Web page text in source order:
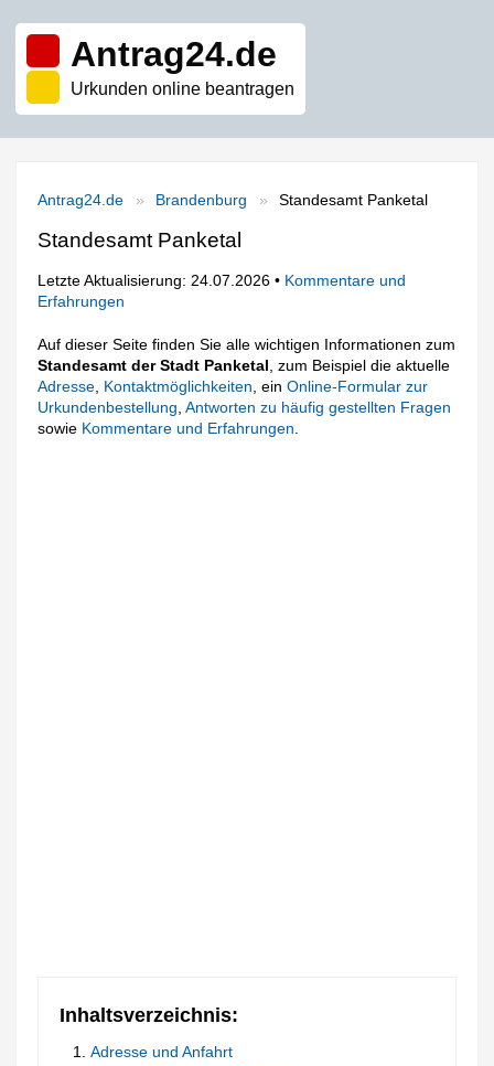
Antrag24.de
Urkunden online beantragen
Antrag24.de Brandenburg Standesamt Panketal
Standesamt Panketal
Letzte Aktualisierung: 24.07.2026 • Kommentare und
Erfahrungen
Auf dieser Seite finden Sie alle wichtigen Informationen zum
Standesamt der Stadt Panketal , zum Beispiel die aktuelle
Adresse Kontaktmöglichkeiten , einOnline-Formular zur
Urkundenbestellung ,Antworten zu häufig gestellten Fragen
sowie Kommentare und Erfahrungen
Inhaltsverzeichnis:
Adresse und Anfahrt